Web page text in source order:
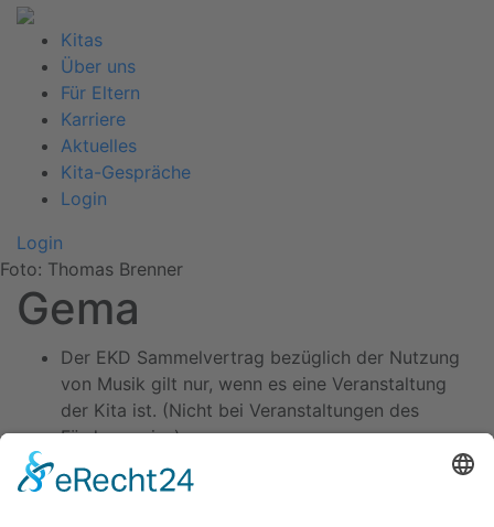
Kitas
Über uns
Für Eltern
Karriere
Aktuelles
Kita-Gespräche
Login
Login
Foto: Thomas Brenner
Gema
Der EKD Sammelvertrag bezüglich der Nutzung
von Musik gilt nur, wenn es eine Veranstaltung
der Kita ist. (Nicht bei Veranstaltungen des
Fördervereins)